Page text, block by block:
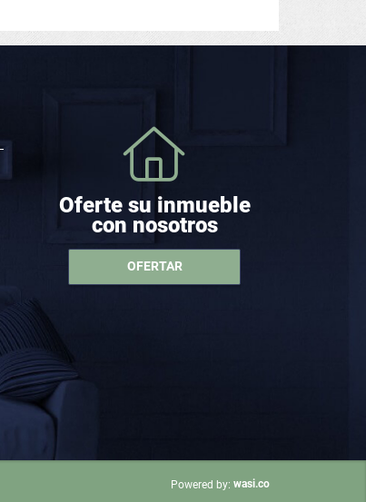
Oferte su inmueble
con nosotros
OFERTAR
Powered by: wasi.co